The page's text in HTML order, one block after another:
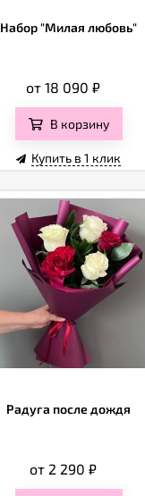
Набор "Милая любовь"
от 18 090 ₽
В корзину
Купить в 1 клик
Радуга после дождя
от 2 290 ₽